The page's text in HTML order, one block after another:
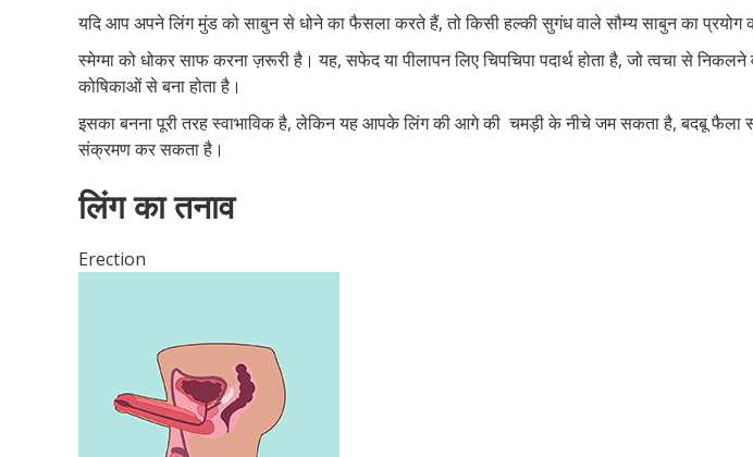
यदि आप अपने लिंग मुंड को साबुन से धोने का फैसला करते हैं, तो किसी हल्की सुगंध वाले सौम्य साबुन का प्रयोग
स्मेग्मा को धोकर साफ करना ज़रूरी है। यह, सफेद या पीलापन लिए चिपचिपा पदार्थ होता है, जो त्वचा से
कोषिकाओं से बना होता है।
इसका बनना पूरी तरह स्वाभाविक है, लेकिन यह आपके लिंग की आगे की चमड़ी के नीचे जम सकता है, बदबू
संक्रमण कर सकता है।
लिंग का तनाव
Erection